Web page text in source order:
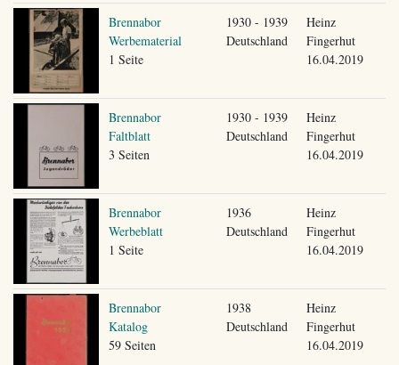
Brennabor
Werbematerial
1 Seite
1930 - 1939
Deutschland
Heinz
Fingerhut
16.04.2019
Brennabor
Faltblatt
3 Seiten
1930 - 1939
Deutschland
Heinz
Fingerhut
16.04.2019
Brennabor
Werbeblatt
1 Seite
1936
Deutschland
Heinz
Fingerhut
16.04.2019
Brennabor
Katalog
59 Seiten
1938
Deutschland
Heinz
Fingerhut
16.04.2019